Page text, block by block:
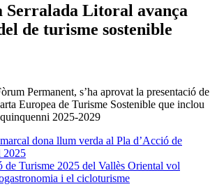
Serralada Litoral avança
de turisme sostenible
Permanent, s’ha aprovat la presentació de
Europea de Turisme Sostenible que inclou
2025-2029
dona llum verda al Pla d’Acció de
2025
de Turisme 2025 del Vallès Oriental vol
i el cicloturisme